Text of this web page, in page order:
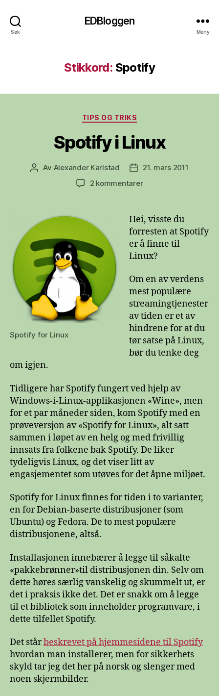
Søk
EDBloggen
Meny
Stikkord: Spotify
Kategorier
TIPS OG TRIKS
Spotify i Linux
Innleggsforfatter
Av Alexander Karlstad Publiseringsdato
21. mars 2011
2 kommentarertil
Linux
Spotify for Linux
Hei, visste du
forresten at Spotify
er å finne til
Linux?
Om en av verdens
mest populære
streamingtjenester
av tiden er et av
hindrene for at du
tør satse på Linux,
bør du tenke deg
om igjen.
Tidligere har Spotify fungert ved hjelp av
Windows-i-Linux-applikasjonen «Wine», men
for et par måneder siden, kom Spotify med en
prøveversjon av «Spotify for Linux», alt satt
sammen i løpet av en helg og med frivillig
innsats fra folkene bak Spotify. De liker
tydeligvis Linux, og det viser litt av
engasjementet som utøves for det åpne miljøet.
Spotify for Linux finnes for tiden i to varianter,
en for Debian-baserte distribusjoner (som
Ubuntu) og Fedora. De to mest populære
distribusjonene, altså.
Installasjonen innebærer å legge til såkalte
«pakkebrønner»til distribusjonen din. Selv om
dette høres særlig vanskelig og skummelt ut, er
det i praksis ikke det. Det er snakk om å legge
til et bibliotek som inneholder programvare, i
dette tilfellet Spotify.
Det stårbeskrevet på hjemmesidene til Spotify
hvordan man installerer, men for sikkerhets
skyld tar jeg det her på norsk og slenger med
noen skjermbilder.